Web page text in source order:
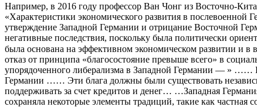
Например, в 2016 году профессор Ван Чонг из Восточно-
«Характеристики экономического развития в
утверждение Западной Германии и отрицание Восточной
негативные последствия, поскольку была политически
была основана на эффективном экономическом развитии и
отказ от принципа «благосостояние превыше всего» в
упорядоченного либерализма в Западной Германии — » ……
Германии …… Эти блага должны были существовать
поддерживать за счет кредитов и денег… …Западная
сохраняла некоторые элементы традиций, такие как частная